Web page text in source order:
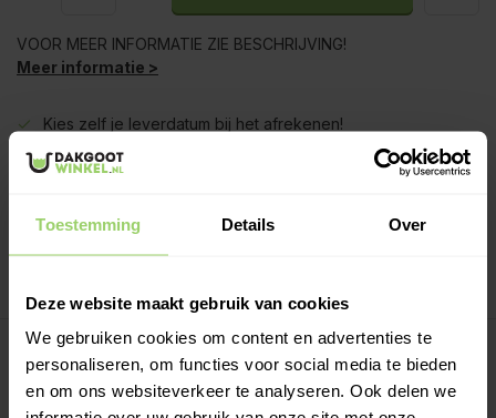
Toestemming Details Over
Deze website maakt gebruik van cookies
We gebruiken cookies om content en advertenties te
personaliseren, om functies voor social media te bieden
en om ons websiteverkeer te analyseren. Ook delen we
VOOR MEER INFORMATIE ZIE BESCHRIJVING!
Meer informatie >
Kies zelf je leverdatum bij het afrekenen!
Ook op zaterdag bezorgd!
Betaal achteraf, geen aanbetaling!
Beschrijving
Regenpijp lengtes: